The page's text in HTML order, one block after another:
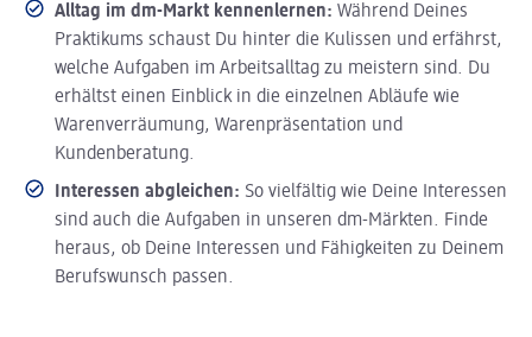
Alltag im dm-Markt kennenlernen: Während Deines
Praktikums schaust Du hinter die Kulissen und erfährst,
welche Aufgaben im Arbeitsalltag zu meistern sind. Du
erhältst einen Einblick in die einzelnen Abläufe wie
Warenverräumung, Warenpräsentation und
Kundenberatung.
Interessen abgleichen: So vielfältig wie Deine Interessen
sind auch die Aufgaben in unseren dm-Märkten. Finde
heraus, ob Deine Interessen und Fähigkeiten zu Deinem
Berufswunsch passen.